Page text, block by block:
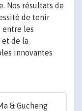
Nos résultats de
de tenir
entre les
de la
innovantes
& Gucheng